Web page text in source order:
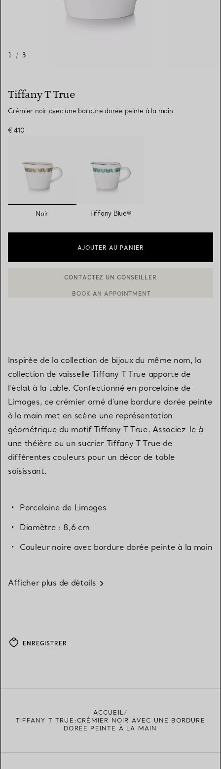
1 / 3
Tiffany T True
Crémier noir avec une bordure dorée peinte à la main
€ 410
sélectionnés
Noir Tiffany Blue®
AJOUTER AU PANIER
Inspirée de la collection de bijoux du même nom, la
collection de vaisselle Tiffany T True apporte de
l’éclat à la table. Confectionné en porcelaine de
Limoges, ce crémier orné d’une bordure dorée peinte
à la main met en scène une représentation
géométrique du motif Tiffany T True. Associez-le à
une théière ou un sucrier Tiffany T True de
différentes couleurs pour un décor de table
saisissant.
Porcelaine de Limoges
Diamètre : 8,6 cm
Couleur noire avec bordure dorée peinte à la main
Afficher plus de détails
ENREGISTRER
ACCUEIL
TIFFANY T TRUE:CRÉMIER NOIR AVEC UNE BORDURE
DORÉE PEINTE À LA MAIN